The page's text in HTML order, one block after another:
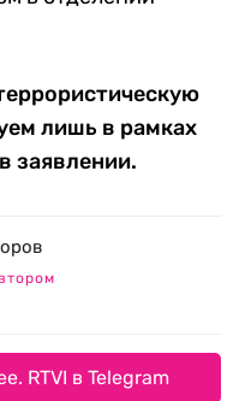
лишь в рамках
заявлении.
RTVI в Telegram